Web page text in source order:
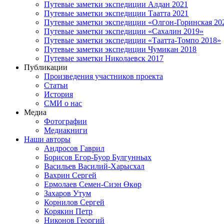
Путевые заметки экспедиции Алдан 2021
Путевые заметки экспедиции Таатта 2021
Путевые заметки экспедиции «Олгон-Горинская
Путевые заметки экспедиции «Сахалин 2019»
Путевые заметки экспедиции «Таатта-Томпо 2018»
Путевые заметки экспедиции Чумикан 2018
Путевые заметки Николаевск 2017
Публикации
Произведения участников проекта
Статьи
История
СМИ о нас
Медиа
Фотографии
Медиакниги
Наши авторы
Андросов Гаврил
Борисов Егор-Буор Булгунньах
Васильев Василий-Харысхал
Вахрин Сергей
Ермолаев Семен-Сиэн Өкөр
Захаров Утум
Корнилов Сергей
Корякин Петр
Никонов Георгий